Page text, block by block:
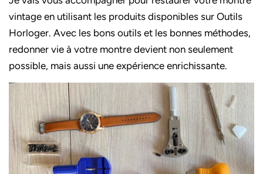
vintage en utilisant les produits disponibles sur Outils
Horloger. Avec les bons outils et les bonnes méthodes,
redonner vie à votre montre devient non seulement
possible, mais aussi une expérience enrichissante.